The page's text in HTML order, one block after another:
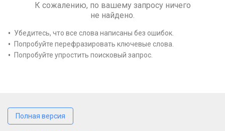
К сожалению, по вашему запросу ничего
не найдено.
Убедитесь, что все слова написаны без ошибок.
Попробуйте перефразировать ключевые слова.
Попробуйте упростить поисковый запрос.
Полная версия